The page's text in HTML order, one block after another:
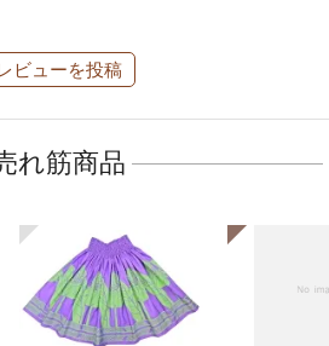
ビューを投稿
れ筋商品